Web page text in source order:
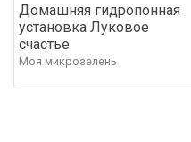
Домашняя гидропонная
установка Луковое
счастье
Моя микрозелень